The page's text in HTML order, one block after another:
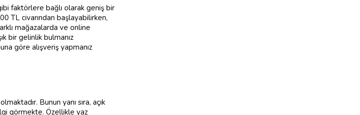
faktörlere bağlı olarak geniş bir
TL civarından başlayabilirken,
mağazalarda ve online
bir gelinlik bulmanız
göre alışveriş yapmanız
Bunun yanı sıra, açık
görmekte. Özellikle yaz